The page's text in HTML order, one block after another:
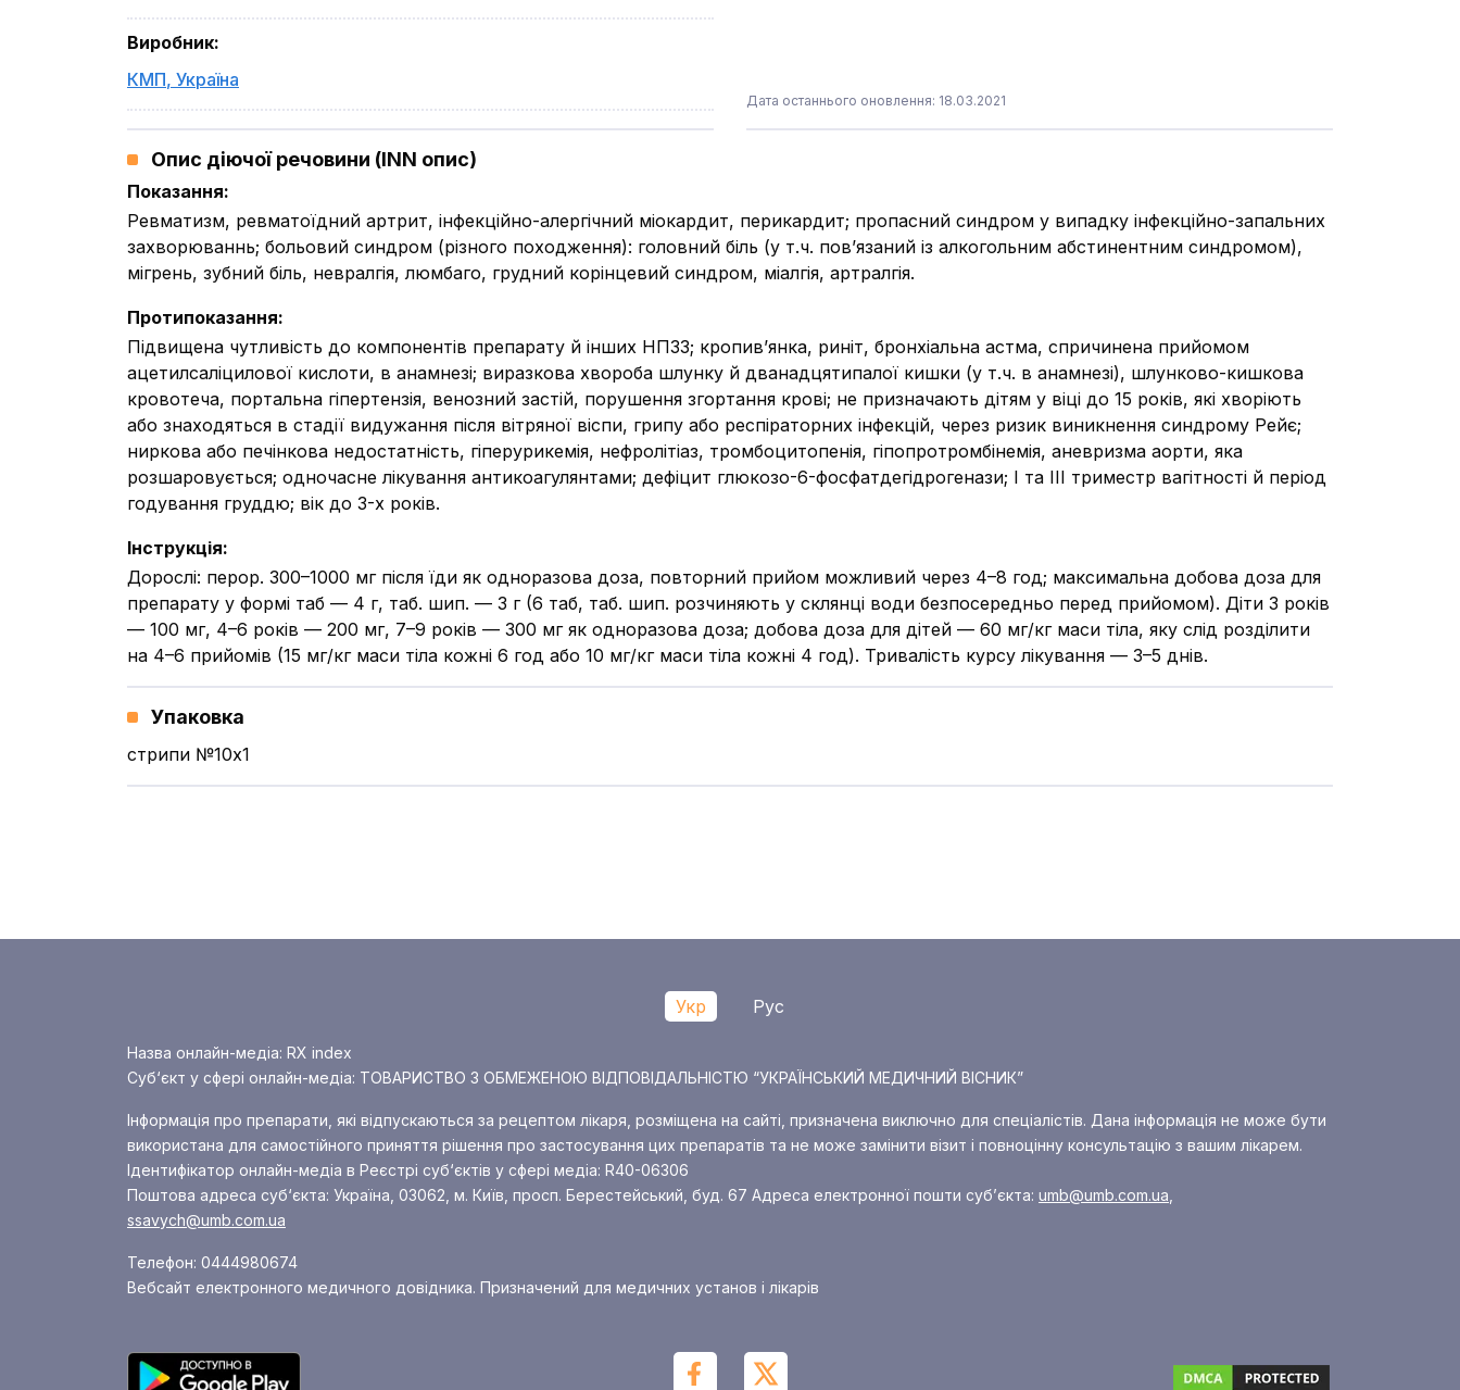
Виробник:
КМП, Україна
Дата останнього оновлення: 18.03.2021
Опис діючої речовини (INN опис)
Показання:
Ревматизм, ревматоїдний артрит, інфекційно-алергічний міокардит, перикардит; пропасний синдром у випадку інфекційно-запальних
захворюваннь; больовий синдром (різного походження): головний біль (у т.ч. пов’язаний із алкогольним абстинентним синдромом),
мігрень, зубний біль, невралгія, люмбаго, грудний корінцевий синдром, міалгія, артралгія.
Протипоказання:
Підвищена чутливість до компонентів препарату й інших НПЗЗ; кропив’янка, риніт, бронхіальна астма, спричинена прийомом
ацетилсаліцилової кислоти, в анамнезі; виразкова хвороба шлунку й дванадцятипалої кишки (у т.ч. в анамнезі), шлунково-кишкова
кровотеча, портальна гіпертензія, венозний застій, порушення згортання крові; не призначають дітям у віці до 15 років, які хворіють
або знаходяться в стадії видужання після вітряної віспи, грипу або респіраторних інфекцій, через ризик виникнення синдрому Рейє;
ниркова або печінкова недостатність, гіперурикемія, нефролітіаз, тромбоцитопенія, гіпопротромбінемія, аневризма аорти, яка
розшаровується; одночасне лікування антикоагулянтами; дефіцит глюкозо-6-фосфатдегідрогенази; І та ІІІ триместр вагітності й період
годування груддю; вік до 3-х років.
Інструкція:
Дорослі: перор. 300–1000 мг після їди як одноразова доза, повторний прийом можливий через 4–8 год; максимальна добова доза для
препарату у формі таб — 4 г, таб. шип. — 3 г (6 таб, таб. шип. розчиняють у склянці води безпосередньо перед прийомом). Діти 3 років
— 100 мг, 4–6 років — 200 мг, 7–9 років — 300 мг як одноразова доза; добова доза для дітей — 60 мг/кг маси тіла, яку слід розділити
на 4–6 прийомів (15 мг/кг маси тіла кожні 6 год або 10 мг/кг маси тіла кожні 4 год). Тривалість курсу лікування — 3–5 днів.
Упаковка
стрипи №10x1
Укр Рус
Назва онлайн-медіа: RX index
Суб‘єкт у сфері онлайн-медіа: ТОВАРИСТВО З ОБМЕЖЕНОЮ ВІДПОВІДАЛЬНІСТЮ “УКРАЇНСЬКИЙ МЕДИЧНИЙ ВІСНИК”
Інформація про препарати, які відпускаються за рецептом лікаря, розміщена на сайті, призначена виключно для спеціалістів. Дана інформація не може бути
використана для самостійного приняття рішення про застосування цих препаратів та не може замінити візит і повноцінну консультацію з вашим лікарем.
Ідентифікатор онлайн-медіа в Реєстрі суб‘єктів у сфері медіа: R40-06306
Поштова адреса суб‘єкта: Україна, 03062, м. Київ, просп. Берестейський, буд. 67 Адреса електронної пошти суб’єкта: umb@umb.com.ua
ssavych@umb.com.ua
Телефон: 0444980674
Вебсайт електронного медичного довідника. Призначений для медичних установ і лікарів